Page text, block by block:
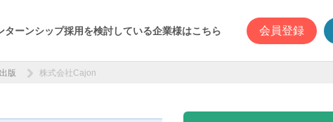
ターンシップ採用を検討している企業様はこちら 会員登録
版 株式会社Cajon